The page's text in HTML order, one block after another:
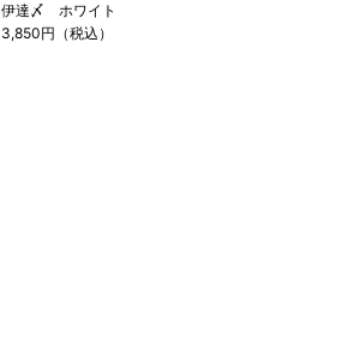
伊達〆 ホワイト
3,850円（税込）